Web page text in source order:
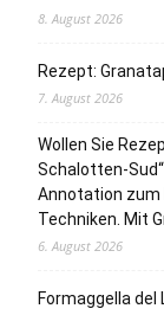
8. August 2026
Rezept:
7. August 2026
Wollen Sie
Schalotten-
Annotation zum
Techniken. Mit
6. August 2026
Formaggella del